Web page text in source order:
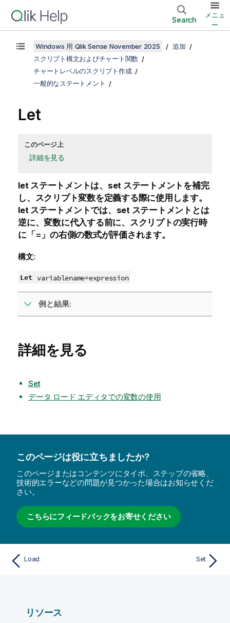
Search
メニュ
ー
Windows 用 Qlik Sense November 2025
追加
スクリプト構文およびチャート関数
チャートレベルのスクリプト作成
一般的なステートメント
Let
このページ上
詳細を見る
letステートメントは、 set ステートメントを補完
し、スクリプト変数を定義する際に使用します。
letステートメントでは、 setステートメントとは
逆に、変数に代入する前に、スクリプトの実行時
に「=」の右側の数式が評価されます。
構文:
Let variablename=expression
例と結果:
詳細を見る
Set
データ ロード エディタでの変数の使用
このページは役に立ちましたか?
このページまたはコンテンツにタイポ、ステップの省略、
技術的エラーなどの問題が見つかった場合はお知らせくだ
さい。
こちらにフィードバックをお寄せください
Load Set
リソース